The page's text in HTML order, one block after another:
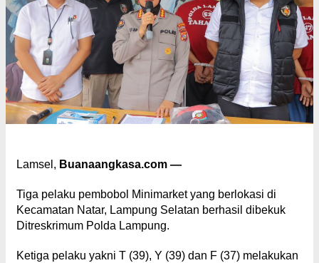
Lamsel, Buanaangkasa.com —
Tiga pelaku pembobol Minimarket yang berlokasi di
Kecamatan Natar, Lampung Selatan berhasil dibekuk
Ditreskrimum Polda Lampung.
Ketiga pelaku yakni T (39), Y (39) dan F (37) melakukan